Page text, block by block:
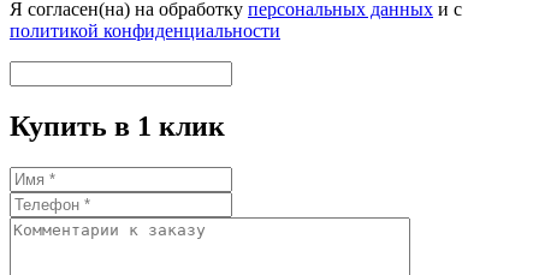
Я согласен(на) на обработку персональных данных и с
политикой конфиденциальности
Купить в 1 клик